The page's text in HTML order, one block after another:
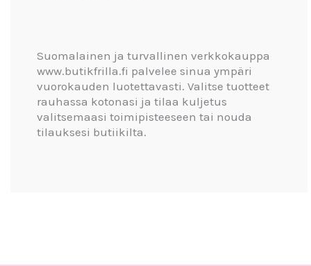
Suomalainen ja turvallinen verkkokauppa
www.butikfrilla.fi palvelee sinua ympäri
vuorokauden luotettavasti. Valitse tuotteet
rauhassa kotonasi ja tilaa kuljetus
valitsemaasi toimipisteeseen tai nouda
tilauksesi butiikilta.